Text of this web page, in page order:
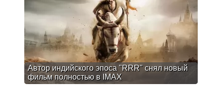
Автор индийского эпоса "RRR" снял новый
фильм полностью в IMAX